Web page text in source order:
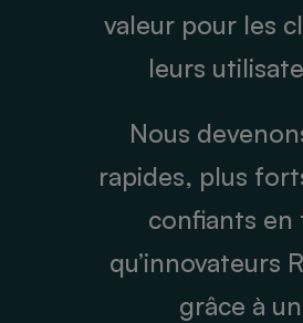
valeur pour les
leurs
Nous
rapides, plus
confiants en
qu’innovateurs
grâce à